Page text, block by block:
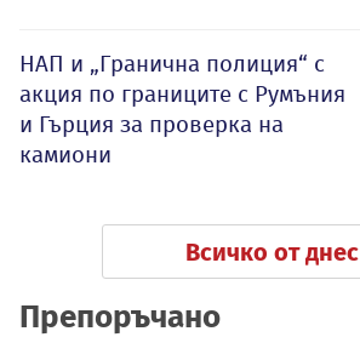
НАП и „Гранична полиция“ с
акция по границите с Румъния
и Гърция за проверка на
камиони
Всичко от днес
Препоръчано